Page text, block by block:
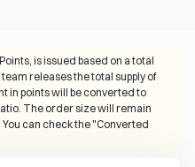
is issued based on a total
releases the total supply of
in points will be converted to
The order size will remain
can check the "Converted